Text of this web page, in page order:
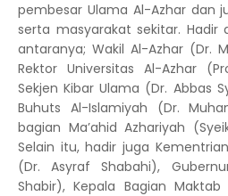
pembesar Ulama Al-Azhar dan
serta masyarakat sekitar.
antaranya; Wakil Al-Azhar (Dr.
Rektor Universitas Al-Azhar
Sekjen Kibar Ulama (Dr. Abbas
Buhuts Al-Islamiyah (Dr.
bagian Ma’ahid Azhariyah
Selain itu, hadir juga
(Dr. Asyraf Shabahi),
Shabir), Kepala Bagian